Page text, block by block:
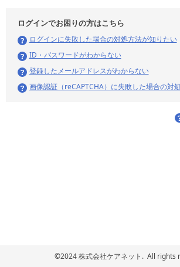
ログインでお困りの方はこちら
ログインに失敗した場合の対処方法が知りたい
ID・パスワードがわからない
登録したメールアドレスがわからない
画像認証（reCAPTCHA）に失敗した場合の対
©2024 株式会社ケアネット. All rights